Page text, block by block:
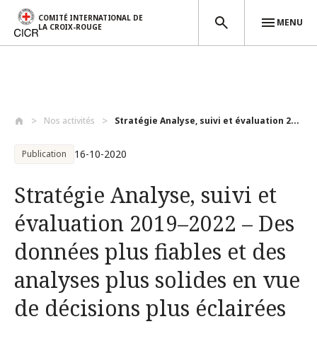
COMITÉ INTERNATIONAL DE
LA CROIX-ROUGE
MENU
Nos activités Stratégie Analyse, suivi et évaluation 2...
Publication 16-10-2020
Stratégie Analyse, suivi et
évaluation 2019–2022 – Des
données plus fiables et des
analyses plus solides en vue
de décisions plus éclairées